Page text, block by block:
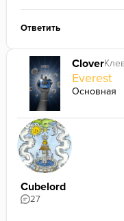
Ответить
Clover
Everest
Основная
Cubelord
27